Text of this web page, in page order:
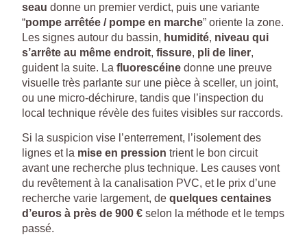
seau donne un premier verdict, puis une variante
“pompe arrêtée / pompe en marche” oriente la zone.
Les signes autour du bassin, humidité, niveau qui
s’arrête au même endroit, fissure, pli de liner,
guident la suite. La fluorescéine donne une preuve
visuelle très parlante sur une pièce à sceller, un joint,
ou une micro-déchirure, tandis que l’inspection du
local technique révèle des fuites visibles sur raccords.
Si la suspicion vise l’enterrement, l’isolement des
lignes et la mise en pression trient le bon circuit
avant une recherche plus technique. Les causes vont
du revêtement à la canalisation PVC, et le prix d’une
recherche varie largement, de quelques centaines
d’euros à près de 900 € selon la méthode et le temps
passé.